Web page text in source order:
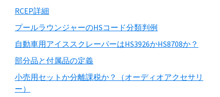
RCEP詳細
プールラウンジャーのHSコード分類判例
自動車用アイススクレーパーはHS3926かHS8708か？
部分品と付属品の定義
小売用セットか分離課税か？（オーディオアクセサリ
ー）